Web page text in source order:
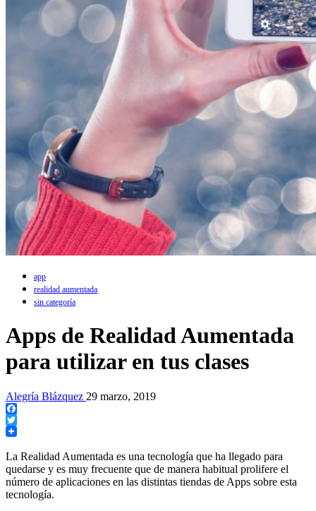
app
realidad aumentada
sin categoría
Apps de Realidad Aumentada
para utilizar en tus clases
Alegría Blázquez 29 marzo, 2019
Facebook
Twitter
La Realidad Aumentada es una tecnología que ha llegado para
quedarse y es muy frecuente que de manera habitual prolifere el
número de aplicaciones en las distintas tiendas de Apps sobre esta
tecnología.